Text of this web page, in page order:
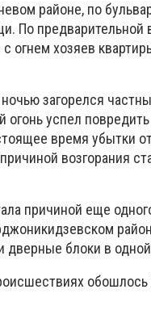
районе, по
По
огнем хозяев
загорелся
огонь успел
время убытки
возгорания
причиной еще
дверные блоки в